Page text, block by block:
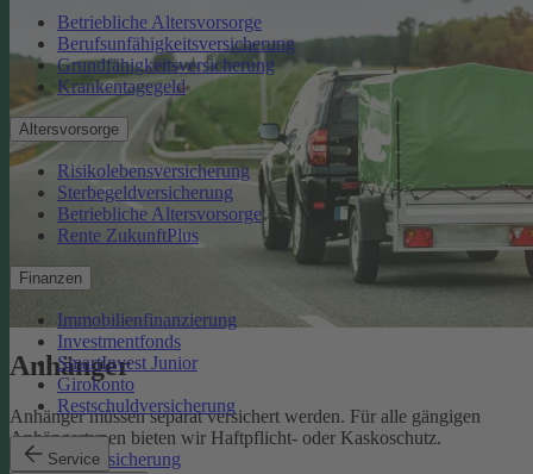
Betriebliche Altersvorsorge
Berufsunfähigkeitsversicherung
Grundfähigkeitsversicherung
Krankentagegeld
Altersvorsorge
Risikolebensversicherung
Sterbegeldversicherung
Betriebliche Altersvorsorge
Rente ZukunftPlus
Finanzen
Immobilienfinanzierung
Investmentfonds
SmartInvest Junior
Girokonto
Restschuldversicherung
Service
Anhänger
Anhänger müssen separat versichert werden. Für alle gängigen
Anhängertypen bieten wir Haftpflicht- oder Kaskoschutz.
Anhängerversicherung